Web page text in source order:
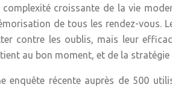
complexité croissante de la vie
de tous les rendez-vous.
contre les oublis, mais leur
au bon moment, et de la
enquête récente auprès de 500